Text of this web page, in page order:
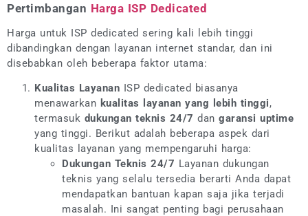
Pertimbangan Harga ISP Dedicated
Harga untuk ISP dedicated sering kali lebih tinggi
dibandingkan dengan layanan internet standar, dan ini
disebabkan oleh beberapa faktor utama:
Kualitas Layanan ISP dedicated biasanya
menawarkan kualitas layanan yang lebih tinggi,
termasuk dukungan teknis 24/7 dan garansi uptime
yang tinggi. Berikut adalah beberapa aspek dari
kualitas layanan yang mempengaruhi harga:
Dukungan Teknis 24/7 Layanan dukungan
teknis yang selalu tersedia berarti Anda dapat
mendapatkan bantuan kapan saja jika terjadi
masalah. Ini sangat penting bagi perusahaan